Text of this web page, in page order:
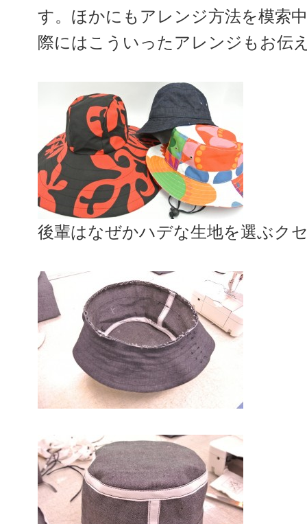
す。ほかにもアレンジ方法を模索
際にはこういったアレンジもお伝
後輩はなぜかハデな生地を選ぶク